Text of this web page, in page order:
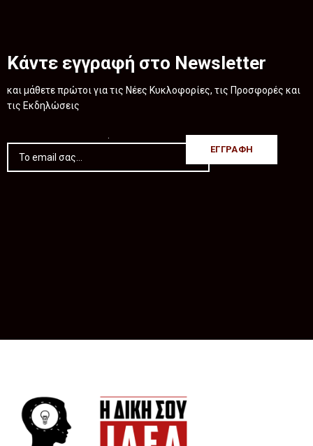
Κάντε εγγραφή στο Newsletter
και μάθετε πρώτοι για τις Νέες Κυκλοφορίες, τις Προσφορές και
τις Εκδηλώσεις